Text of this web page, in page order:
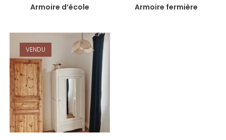
Armoire d’école Armoire fermière
VENDU